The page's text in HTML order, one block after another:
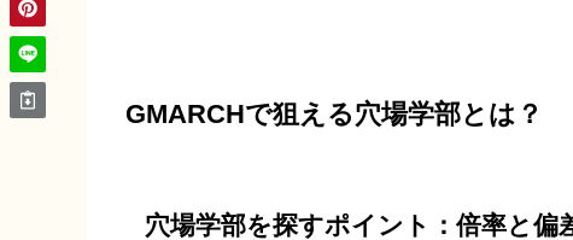
GMARCHで狙える穴場学部とは？
穴場学部を探すポイント：倍率と偏